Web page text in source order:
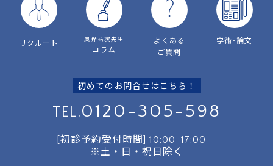
リクルート 奥野祐次先生
コラム
よくある
ご質問
学術･論文
初めてのお問合せはこちら！
TEL.0120-305-598
[初診予約受付時間] 10:00-17:00
※土・日・祝日除く